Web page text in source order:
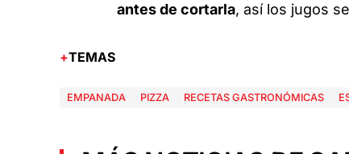
antes de cortarla, así los jugos
TEMAS
EMPANADA PIZZA RECETAS GASTRONÓMICAS